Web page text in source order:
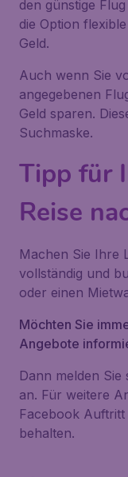
den günstige
die Option
Geld.
Auch wenn Sie
angegebenen
Geld sparen.
Suchmaske.
Tipp für
Reise
Machen Sie Ihre
vollständig und
oder einen
Möchten Sie
Angebote
Dann melden
an. Für weitere
Facebook Auftritt
behalten.